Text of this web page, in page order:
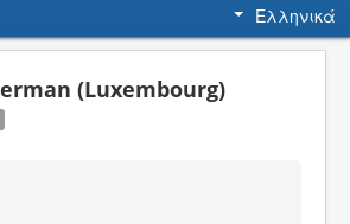
Ελληνικά
(Luxembourg)